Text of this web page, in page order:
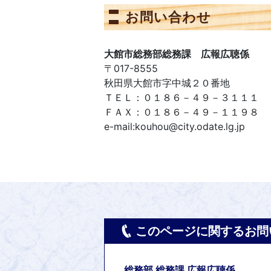
お問い合わせ
大館市総務部総務課 広報広聴係
〒017-8555
秋田県大館市字中城２０番地
ＴＥＬ：０１８６－４９－３１１１
ＦＡＸ：０１８６－４９－１１９８
e-mail:kouhou@city.odate.lg.jp
このページに関するお